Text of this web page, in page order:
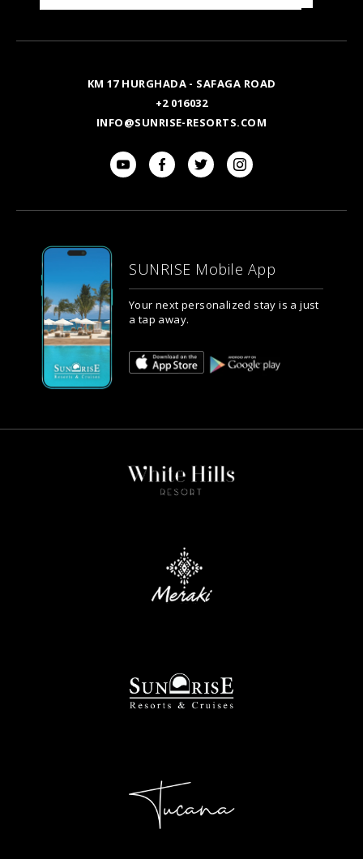
Your
KM 17 HURGHADA - SAFAGA ROAD
+2 016032
INFO@SUNRISE-RESORTS.COM
SUNRISE Mobile App
Your next personalized stay is a just
a tap away.